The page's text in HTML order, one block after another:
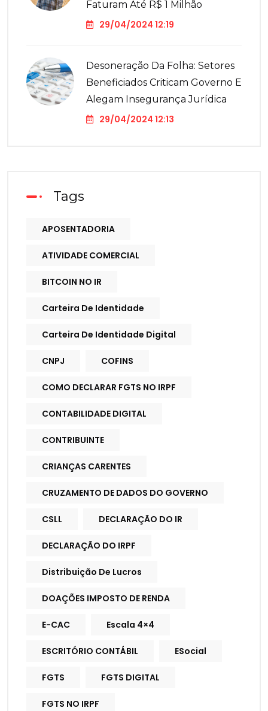
Faturam Até R$ 1 Milhão
29/04/2024 12:19
Desoneração Da Folha: Setores
Beneficiados Criticam Governo E
Alegam Insegurança Jurídica
29/04/2024 12:13
Tags
APOSENTADORIA
ATIVIDADE COMERCIAL
BITCOIN NO IR
Carteira De Identidade
Carteira De Identidade Digital
CNPJ COFINS
COMO DECLARAR FGTS NO IRPF
CONTABILIDADE DIGITAL
CONTRIBUINTE
CRIANÇAS CARENTES
CRUZAMENTO DE DADOS DO GOVERNO
CSLL DECLARAÇÃO DO IR
DECLARAÇÃO DO IRPF
Distribuição De Lucros
DOAÇÕES IMPOSTO DE RENDA
E-CAC Escala 4×4
ESCRITÓRIO CONTÁBIL ESocial
FGTS FGTS DIGITAL
FGTS NO IRPF